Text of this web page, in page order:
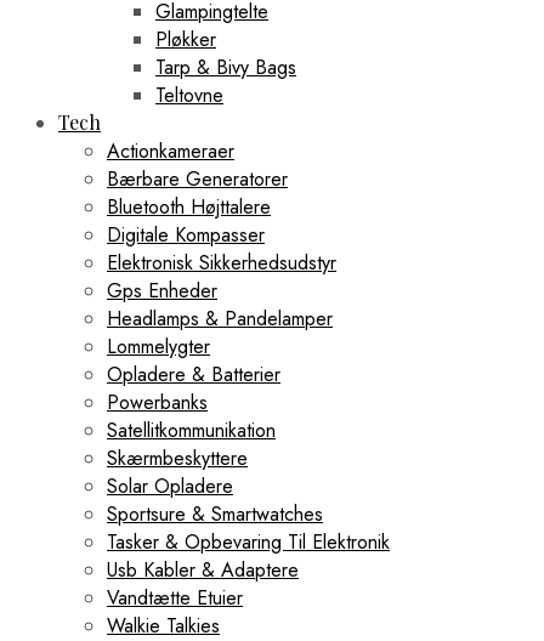
Glampingtelte
Pløkker
Tarp & Bivy Bags
Teltovne
Tech
Actionkameraer
Bærbare Generatorer
Bluetooth Højttalere
Digitale Kompasser
Elektronisk Sikkerhedsudstyr
Gps Enheder
Headlamps & Pandelamper
Lommelygter
Opladere & Batterier
Powerbanks
Satellitkommunikation
Skærmbeskyttere
Solar Opladere
Sportsure & Smartwatches
Tasker & Opbevaring Til Elektronik
Usb Kabler & Adaptere
Vandtætte Etuier
Walkie Talkies